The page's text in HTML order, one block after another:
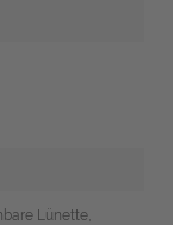
Lünette,